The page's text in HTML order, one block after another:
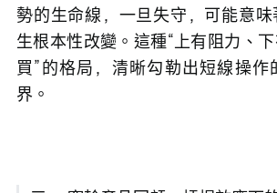
勢的生命線，一旦失守，可能意
生根本性改變。這種“上有阻力、
買”的格局，清晰勾勒出短線操作
界。